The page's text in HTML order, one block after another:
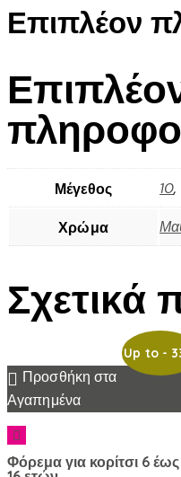
Επιπλέον
Μέγεθος 10,
Χρώμα
Σχετικά
Up to-
Προσθήκη στα
Αγαπημένα
Φόρεμα για κορίτσι 6 έως